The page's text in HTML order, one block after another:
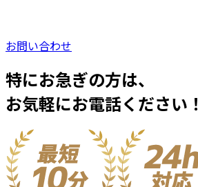
お問い合わせ
特にお急ぎの方は、
お気軽にお電話ください！